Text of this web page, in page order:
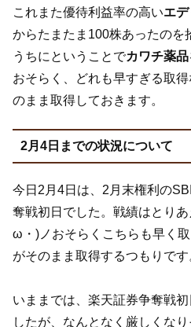
これまた優待利益率の高いエ
からたまたま100株あったのを
うちにということでカワチ薬品
おそらく、どれも早すぎる取
のまま取得しておきます。
2月4日までの状況について
今日2月4日は、2月末権利の
奪戦初日でした。戦績はとり
ω・)ノおそらくこちらも早く
がそのまま取得するつもりです
いままでは、楽天証券争奪戦
したが、なんとなく厳しくな